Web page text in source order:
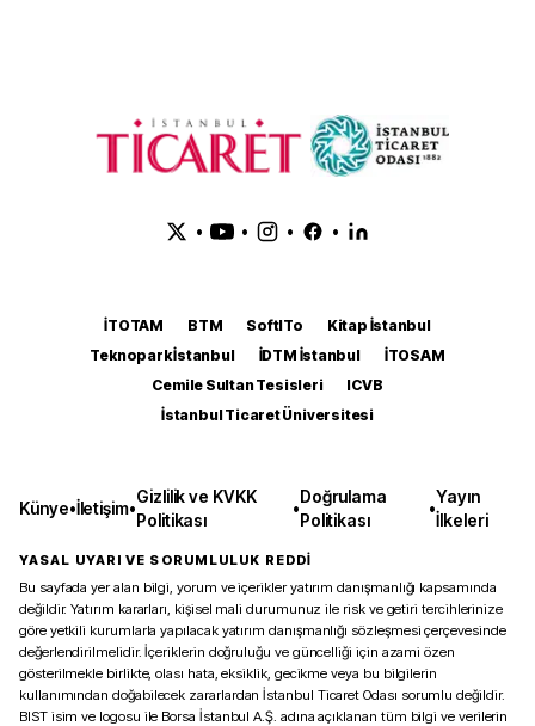
• • • •
İTOTAM BTM SoftITo
Kitap İstanbul
Teknopark İstanbul
İDTM İstanbul
İTOSAM
Cemile Sultan Tesisleri
ICVB
İstanbul Ticaret Üniversitesi
Künye•İletişim•
Gizlilik ve KVKK
Politikası
•
Doğrulama
Politikası
•
Yayın
İlkeleri
YASAL UYARI VE SORUMLULUK REDDİ
Bu sayfada yer alan bilgi, yorum ve içerikler yatırım danışmanlığı kapsamında
değildir. Yatırım kararları, kişisel mali durumunuz ile risk ve getiri tercihlerinize
göre yetkili kurumlarla yapılacak yatırım danışmanlığı sözleşmesi çerçevesinde
değerlendirilmelidir. İçeriklerin doğruluğu ve güncelliği için azami özen
gösterilmekle birlikte, olası hata, eksiklik, gecikme veya bu bilgilerin
kullanımından doğabilecek zararlardan İstanbul Ticaret Odası sorumlu değildir.
BIST isim ve logosu ile Borsa İstanbul A.Ş. adına açıklanan tüm bilgi ve verilerin